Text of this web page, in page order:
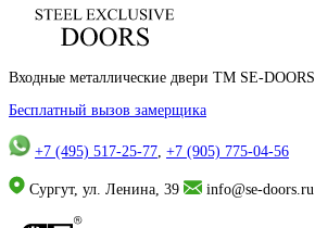
Входные металлические двери TM SE-DOORS
Бесплатный вызов замерщика
+7 (495) 517-25-77, +7 (905) 775-04-56
Сургут, ул. Ленина, 39 info@se-doors.ru